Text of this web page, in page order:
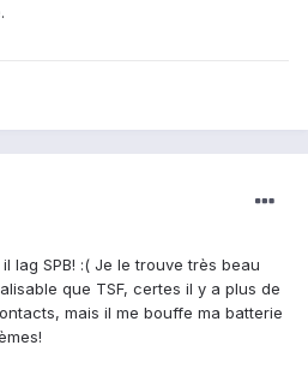
lag SPB! :( Je le trouve très beau
que TSF, certes il y a plus de
mais il me bouffe ma batterie